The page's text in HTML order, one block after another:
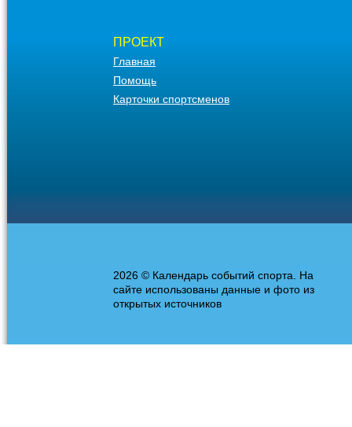
ПРОЕКТ
Главная
Помощь
Карточки спортсменов
2026 © Календарь событий спорта. На
сайте использованы данные и фото из
открытых источников